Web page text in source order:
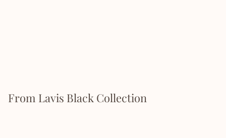
From Lavis Black Collection